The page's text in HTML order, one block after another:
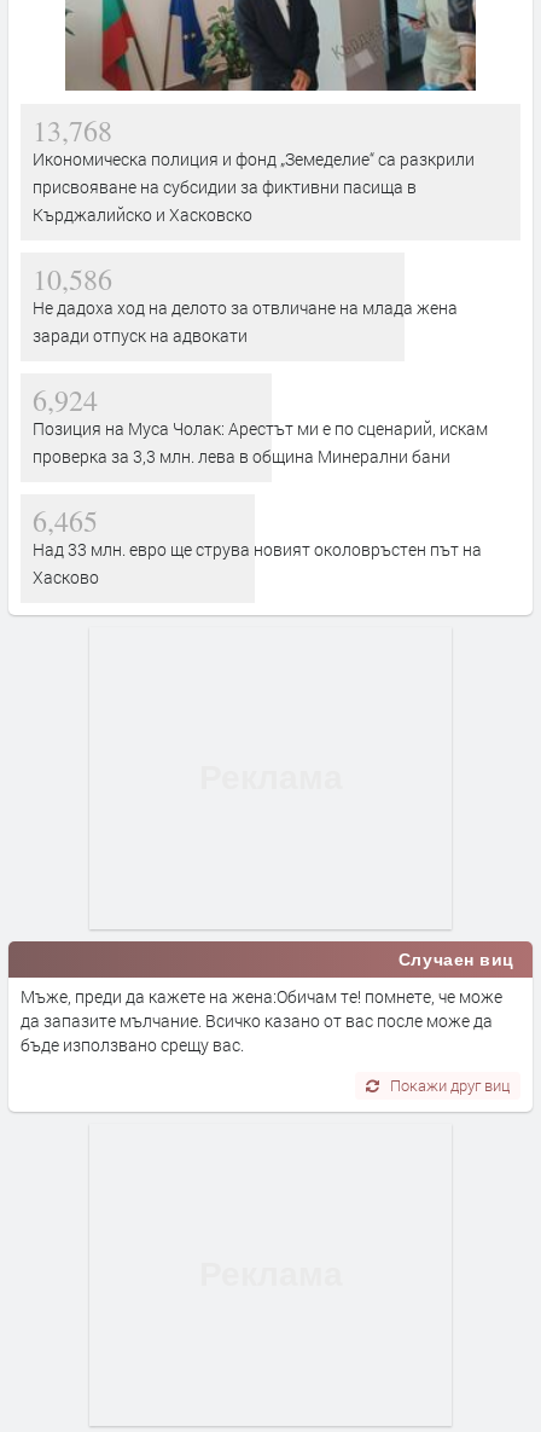
13,768
Икономическа полиция и фонд „Земеделие“ са разкрили
присвояване на субсидии за фиктивни пасища в
Кърджалийско и Хасковско
10,586
Не дадоха ход на делото за отвличане на млада жена
заради отпуск на адвокати
6,924
Позиция на Муса Чолак: Арестът ми е по сценарий, искам
проверка за 3,3 млн. лева в община Минерални бани
6,465
Над 33 млн. евро ще струва новият околовръстен път на
Хасково
Случаен виц
Мъже, преди да кажете на жена:Обичам те! помнете, че може
да запазите мълчание. Всичко казано от вас после може да
бъде използвано срещу вас.
Покажи друг виц